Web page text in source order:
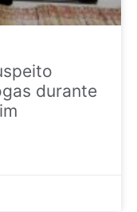
durante